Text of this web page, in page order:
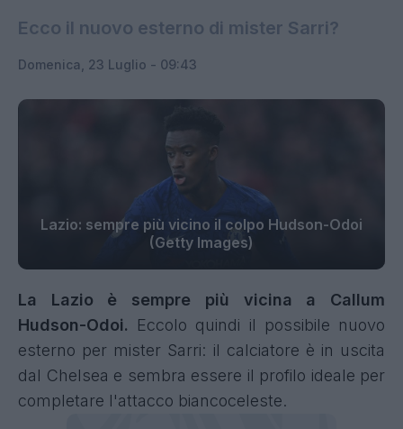
Ecco il nuovo esterno di mister Sarri?
Domenica, 23 Luglio - 09:43
Lazio: sempre più vicino il colpo Hudson-Odoi
(Getty Images)
La Lazio è sempre più vicina a Callum
Hudson-Odoi. Eccolo quindi il possibile nuovo
esterno per mister Sarri: il calciatore è in uscita
dal Chelsea e sembra essere il profilo ideale per
completare l'attacco biancoceleste.